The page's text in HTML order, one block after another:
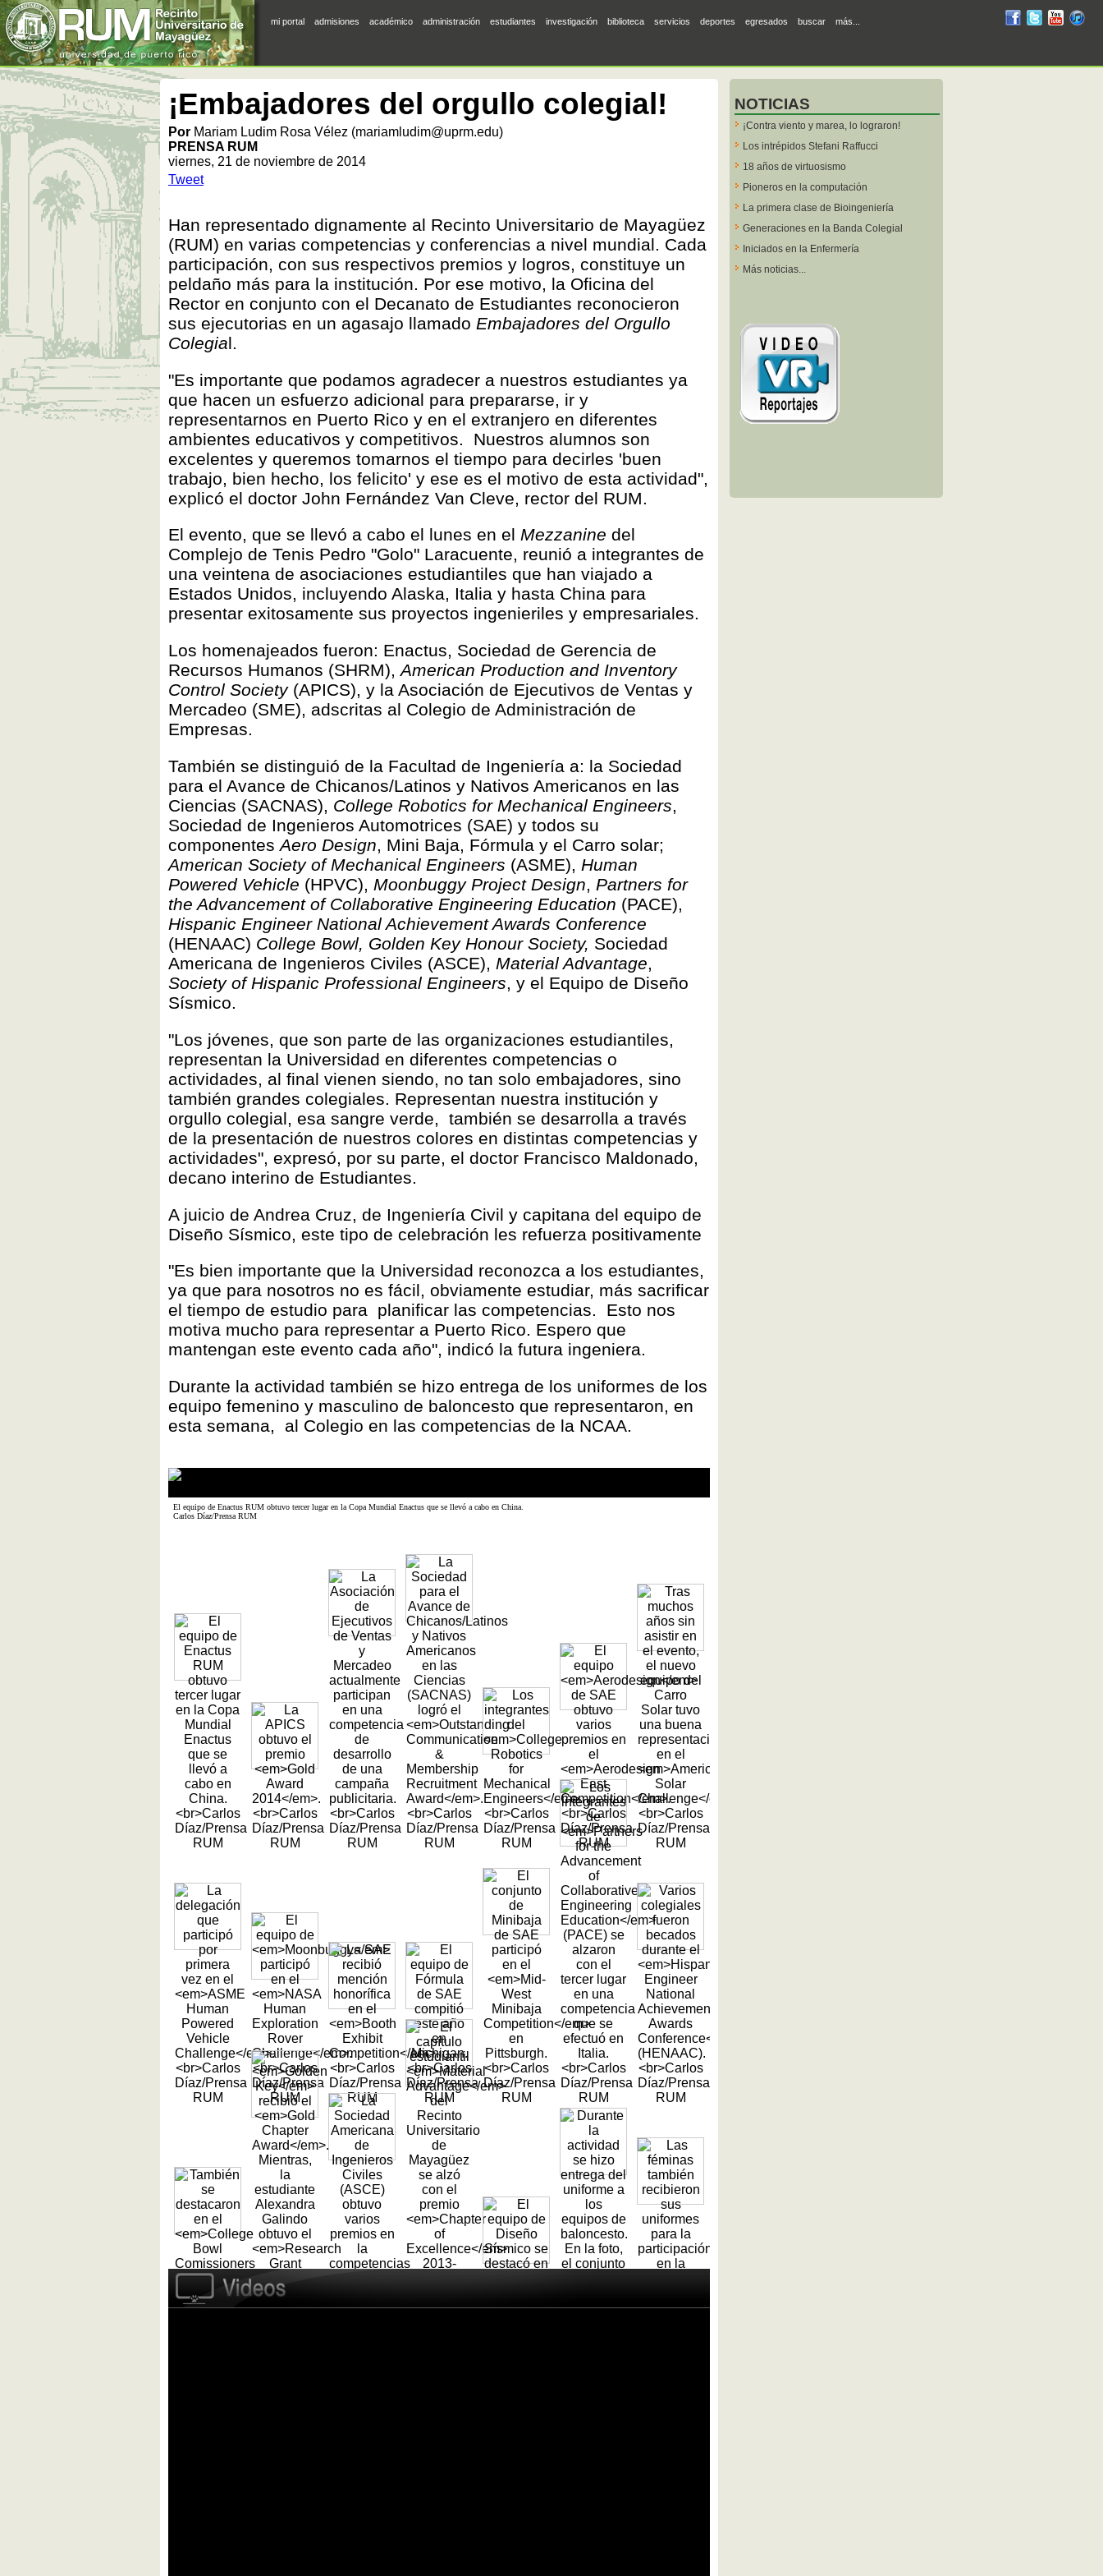
mi portal admisiones académico administración estudiantes investigación biblioteca servicios deportes egresados buscar más...
RUMRUMRUM
¡Embajadores del orgullo colegial!
Por Mariam Ludim Rosa Vélez (mariamludim@uprm.edu)
PRENSA RUM
viernes, 21 de noviembre de 2014
Tweet
Han representado dignamente al Recinto Universitario de Mayagüez
(RUM) en varias competencias y conferencias a nivel mundial. Cada
participación, con sus respectivos premios y logros, constituye un
peldaño más para la institución. Por ese motivo, la Oficina del
Rector en conjunto con el Decanato de Estudiantes reconocieron
sus ejecutorias en un agasajo llamado Embajadores del Orgullo
Colegial.
"Es importante que podamos agradecer a nuestros estudiantes ya
que hacen un esfuerzo adicional para prepararse, ir y
representarnos en Puerto Rico y en el extranjero en diferentes
ambientes educativos y competitivos. Nuestros alumnos son
excelentes y queremos tomarnos el tiempo para decirles 'buen
trabajo, bien hecho, los felicito' y ese es el motivo de esta actividad",
explicó el doctor John Fernández Van Cleve, rector del RUM.
El evento, que se llevó a cabo el lunes en el Mezzanine del
Complejo de Tenis Pedro "Golo" Laracuente, reunió a integrantes de
una veintena de asociaciones estudiantiles que han viajado a
Estados Unidos, incluyendo Alaska, Italia y hasta China para
presentar exitosamente sus proyectos ingenieriles y empresariales.
Los homenajeados fueron: Enactus, Sociedad de Gerencia de
Recursos Humanos (SHRM),American Production and Inventory
Control Society (APICS), y la Asociación de Ejecutivos de Ventas y
Mercadeo (SME), adscritas al Colegio de Administración de
Empresas.
También se distinguió de la Facultad de Ingeniería a: la Sociedad
para el Avance de Chicanos/Latinos y Nativos Americanos en las
Ciencias (SACNAS), College Robotics for Mechanical Engineers,
Sociedad de Ingenieros Automotrices (SAE) y todos su
componentesAero Design, Mini Baja, Fórmula y el Carro solar;
American Society of Mechanical Engineers (ASME), Human
Powered Vehicle (HPVC), Moonbuggy Project Design, Partners for
the Advancement of Collaborative Engineering Education (PACE),
Hispanic Engineer National Achievement Awards Conference
(HENAAC) College Bowl, Golden Key Honour Society, Sociedad
Americana de Ingenieros Civiles (ASCE), Material Advantage,
Society of Hispanic Professional Engineers, y el Equipo de Diseño
Sísmico.
"Los jóvenes, que son parte de las organizaciones estudiantiles,
representan la Universidad en diferentes competencias o
actividades, al final vienen siendo, no tan solo embajadores, sino
también grandes colegiales. Representan nuestra institución y
orgullo colegial, esa sangre verde, también se desarrolla a través
de la presentación de nuestros colores en distintas competencias y
actividades", expresó, por su parte, el doctor Francisco Maldonado,
decano interino de Estudiantes.
A juicio de Andrea Cruz, de Ingeniería Civil y capitana del equipo de
Diseño Sísmico, este tipo de celebración les refuerza positivamente
"Es bien importante que la Universidad reconozca a los estudiantes,
ya que para nosotros no es fácil, obviamente estudiar, más sacrificar
el tiempo de estudio para planificar las competencias. Esto nos
motiva mucho para representar a Puerto Rico. Espero que
mantengan este evento cada año", indicó la futura ingeniera.
Durante la actividad también se hizo entrega de los uniformes de los
equipo femenino y masculino de baloncesto que representaron, en
esta semana, al Colegio en las competencias de la NCAA.
El equipo de Enactus RUM obtuvo tercer lugar en la Copa Mundial Enactus que se llevó a cabo en China.
Carlos Díaz/Prensa RUM
NOTICIAS
¡Contra viento y marea, lo lograron!
Los intrépidos Stefani Raffucci
18 años de virtuosismo
Pioneros en la computación
La primera clase de Bioingeniería
Generaciones en la Banda Colegial
Iniciados en la Enfermería
Más noticias...